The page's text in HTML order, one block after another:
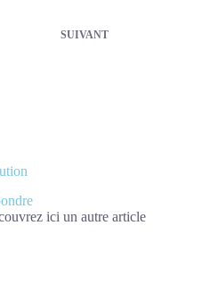
SUIVANT
ici un autre article